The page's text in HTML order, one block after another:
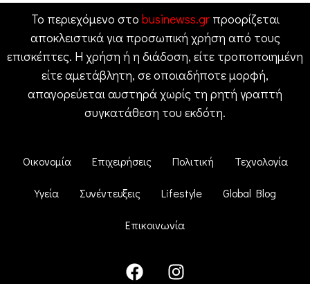
Το περιεχόμενο στο businewss.grπροορίζεται
αποκλειστικά για προσωπική χρήση από τους
επισκέπτες. Η χρήση ή η διάδοση, είτε τροποποιημένη
είτε αμετάβλητη, σε οποιαδήποτε μορφή,
απαγορεύεται αυστηρά χωρίς τη ρητή γραπτή
συγκατάθεση του εκδότη.
Οικονομία Επιχειρήσεις Πολιτική Τεχνολογία
Υγεία Συνέντευξεις Lifestyle Global Blog
Επικοινωνία